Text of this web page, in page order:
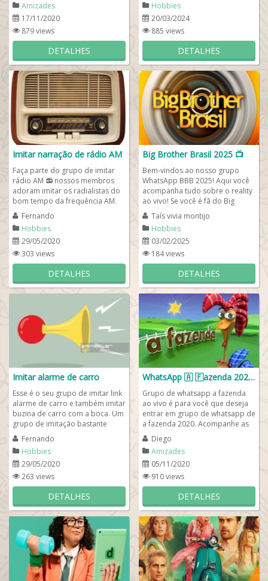
Amizades
17/11/2020
879 views
DETALHES
Hobbies
20/03/2024
885 views
DETALHES
Imitar narração de rádio AM
Faça parte do grupo de imitar
rádio AM 📻 nossos membros
adoram imitar os radialistas do
bom tempo da frequência AM.
Com certeza um grupo de
imitação...
Fernando
Hobbies
29/05/2020
303 views
DETALHES
Big Brother Brasil 2025 📺
Bem-vindos ao nosso grupo
WhatsApp BBB 2025! Aqui você
acompanha tudo sobre o reality
ao vivo! Se você é fã do Big
Brother Brasil 2025 (BBB 25) e
quer...
Taís vivia montijo
Hobbies
03/02/2025
184 views
DETALHES
Imitar alarme de carro
Esse é o seu grupo de imitar link
alarme de carro e também imitar
buzina de carro com a boca. Um
grupo de imitação bastante
agitado cheio de babaquices e...
Fernando
Hobbies
29/05/2020
263 views
DETALHES
WhatsApp 🇦​ 🇫​azenda 2020 🤠🐔
Grupo de whatsapp a fazenda
ao vivo é para você que deseja
entrar em grupo de whatsapp de
a fazenda 2020. Acompanhe as
notícias que acabaram de sair
do r7 a...
Diego
Amizades
05/11/2020
910 views
DETALHES